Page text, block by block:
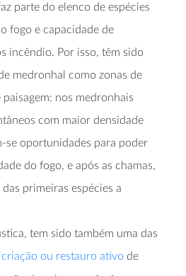
parte do elenco de espécies
fogo e capacidade de
incêndio. Por isso, têm sido
medronhal como zonas de
nos medronhais
com maior densidade
se oportunidades para poder
do fogo, e após as chamas,
primeiras espécies a
tem sido também uma das
criação ou restauro ativo de